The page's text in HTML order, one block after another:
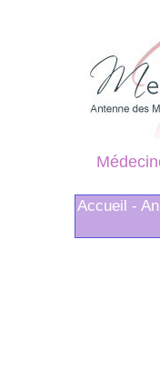
Accueil -